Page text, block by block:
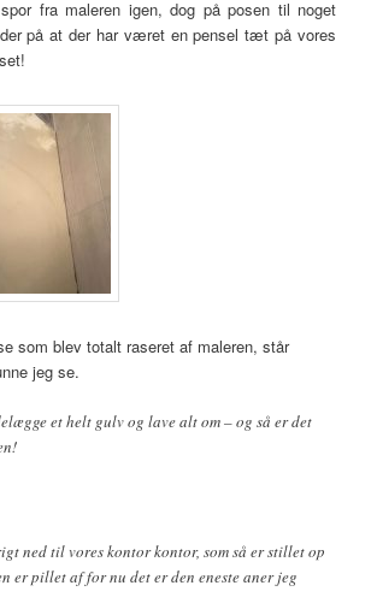
fra maleren igen, dog på posen til noget
på at der har været en pensel tæt på vores
som blev totalt raseret af maleren, står
jeg se.
et helt gulv og lave alt om – og så er det
ned til vores kontor kontor, som så er stillet op
er pillet af for nu det er den eneste aner jeg